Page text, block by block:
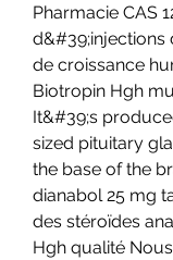
Pharmacie CAS
d&#39;injections
de croissance
Biotropin Hgh
It&#39;s
sized pituitary
the base of the
dianabol 25 mg
des stéroïdes
Hgh qualité